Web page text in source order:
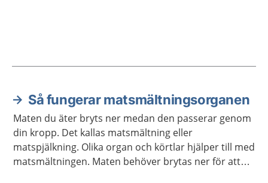
Aktuella artiklar
Så fungerar matsmältningsorganen
Maten du äter bryts ner medan den passerar genom
din kropp. Det kallas matsmältning eller
matspjälkning. Olika organ och körtlar hjälper till med
matsmältningen. Maten behöver brytas ner för att